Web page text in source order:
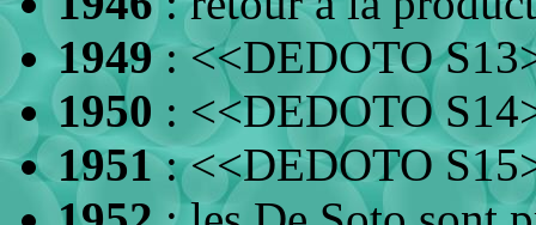
1949: <<DEDOTO
1950 : <<DEDOTO
1951: <<DEDOTO